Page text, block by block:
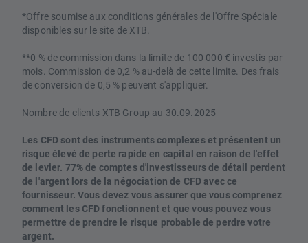
*Offre soumise aux conditions générales de l'Offre Spéciale
disponibles sur le site de XTB.
**0 % de commission dans la limite de 100 000 € investis par
mois. Commission de 0,2 % au-delà de cette limite. Des frais
de conversion de 0,5 % peuvent s'appliquer.
Nombre de clients XTB Group au 30.09.2025
Les CFD sont des instruments complexes et présentent un
risque élevé de perte rapide en capital en raison de l'effet
de levier. 77% de comptes d'investisseurs de détail perdent
de l'argent lors de la négociation de CFD avec ce
fournisseur. Vous devez vous assurer que vous comprenez
comment les CFD fonctionnent et que vous pouvez vous
permettre de prendre le risque probable de perdre votre
argent.